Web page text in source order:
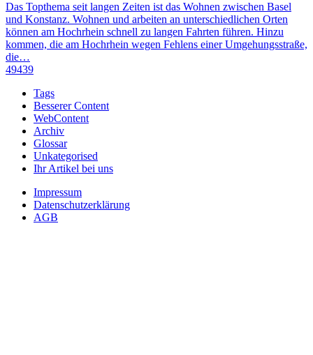
Das Topthema seit langen Zeiten ist das Wohnen zwischen Basel
und Konstanz. Wohnen und arbeiten an unterschiedlichen Orten
können am Hochrhein schnell zu langen Fahrten führen. Hinzu
kommen, die am Hochrhein wegen Fehlens einer Umgehungsstraße,
die…
49439
Tags
Besserer Content
WebContent
Archiv
Glossar
Unkategorised
Ihr Artikel bei uns
Impressum
Datenschutzerklärung
AGB